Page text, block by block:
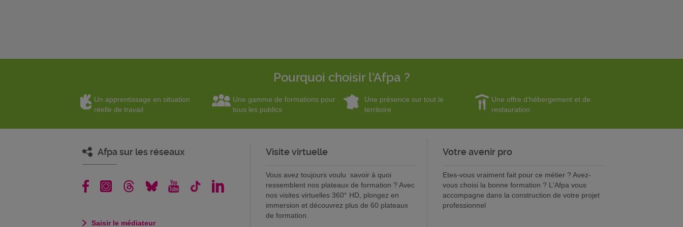
Pourquoi choisir l'Afpa ?
Un apprentissage en situation
réelle de travail
Une gamme de formations pour
tous les publics
Une présence sur tout le
territoire
Une offre d'hébergement et de
restauration
Afpa sur les réseaux
Saisir le médiateur
Visite virtuelle
Vous avez toujours voulu savoir à quoi
ressemblent nos plateaux de formation ? Avec
nos visites virtuelles 360° HD, plongez en
immersion et découvrez plus de 60 plateaux
de formation.
Votre avenir pro
Etes-vous vraiment fait pour ce métier ? Avez-
vous choisi la bonne formation ? L'Afpa vous
accompagne dans la construction de votre projet
professionnel